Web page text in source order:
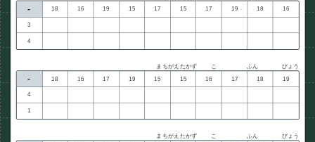
- 18 16 19 15 17 15 17 19 18 16
3
4
まちがえたかず こ ふん びょう
- 18 16 17 19 15 15 16 17 18 19
4
1
まちがえたかず こ ふん びょう